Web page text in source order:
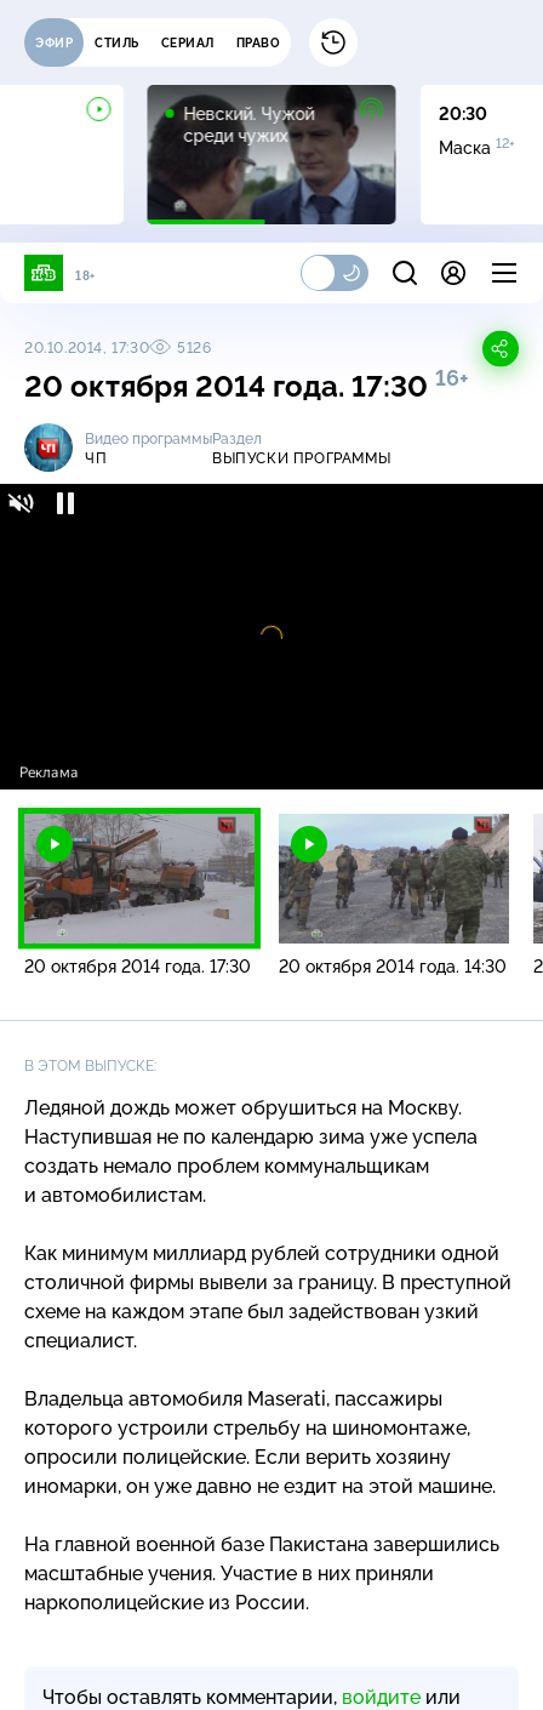
ЭФИР СТИЛЬ СЕРИАЛ ПРАВО
Невский. Чужой
среди чужих
16+
20:30
Маска 12+
18+
20.10.2014, 17:30 5126
20 октября 2014 года. 17:30 16+
Видео программы
ЧП
Раздел
ВЫПУСКИ ПРОГРАММЫ
Видео
20 октября 2014 года. 17:30 20 октября 2014 года. 14:30
В ЭТОМ ВЫПУСКЕ:
Ледяной дождь может обрушиться на Москву.
Наступившая не по календарю зима уже успела
создать немало проблем коммунальщикам
и автомобилистам.
Как минимум миллиард рублей сотрудники одной
столичной фирмы вывели за границу. В преступной
схеме на каждом этапе был задействован узкий
специалист.
Владельца автомобиля Maserati, пассажиры
которого устроили стрельбу на шиномонтаже,
опросили полицейские. Если верить хозяину
иномарки, он уже давно не ездит на этой машине.
На главной военной базе Пакистана завершились
масштабные учения. Участие в них приняли
наркополицейские из России.
Чтобы оставлять комментарии, войдите или